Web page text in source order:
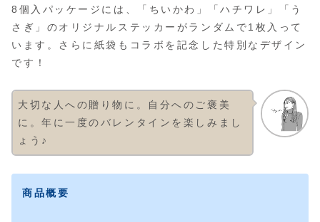
8個入パッケージには、「ちいかわ」「ハチワレ」「う
さぎ」のオリジナルステッカーがランダムで1枚入って
います。さらに紙袋もコラボを記念した特別なデザイン
です！
大切な人への贈り物に。自分へのご褒美
に。年に一度のバレンタインを楽しみまし
ょう♪
商品概要